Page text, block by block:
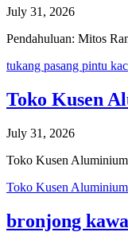
July 31, 2026
Pendahuluan: Mitos
tukang pasang pintu
Toko Kusen
July 31, 2026
Toko Kusen
Toko Kusen
bronjong